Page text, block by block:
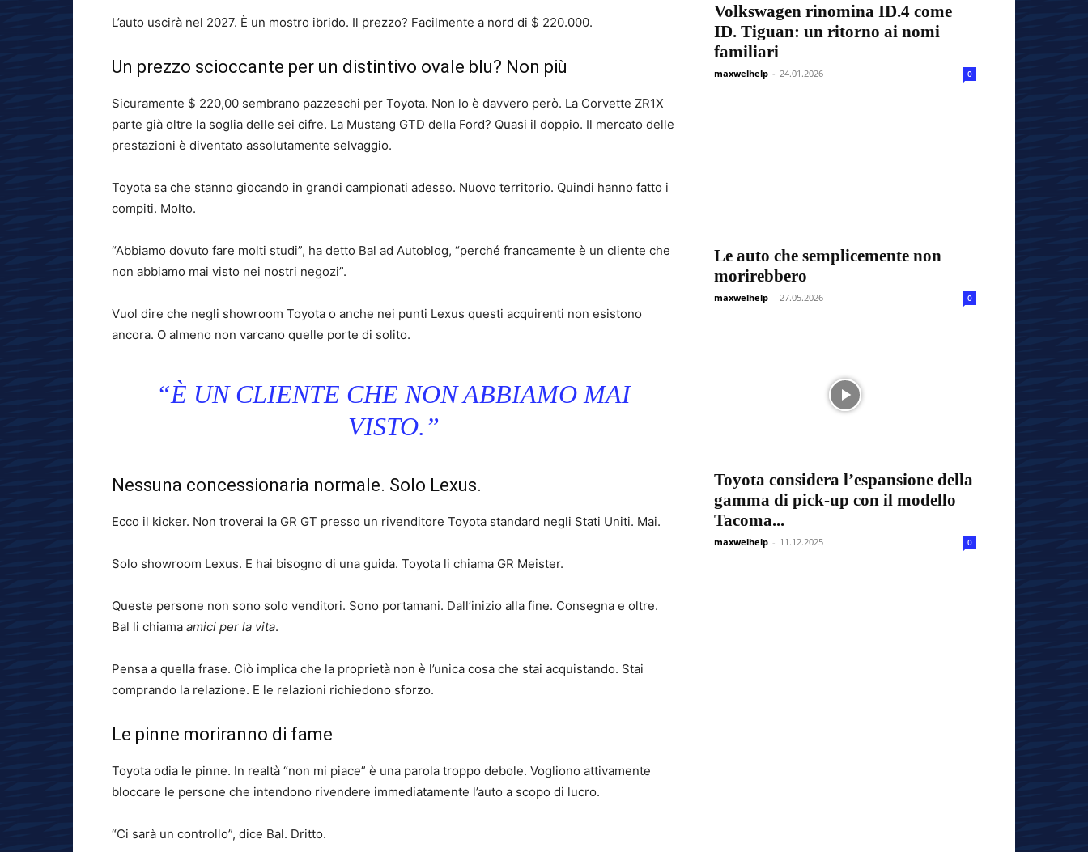
L’auto uscirà nel 2027. È un mostro ibrido. Il prezzo? Facilmente a nord di $ 220.000.
Un prezzo scioccante per un distintivo ovale blu? Non più
Sicuramente $ 220,00 sembrano pazzeschi per Toyota. Non lo è davvero però. La Corvette ZR1X
parte già oltre la soglia delle sei cifre. La Mustang GTD della Ford? Quasi il doppio. Il mercato delle
prestazioni è diventato assolutamente selvaggio.
Toyota sa che stanno giocando in grandi campionati adesso. Nuovo territorio. Quindi hanno fatto i
compiti. Molto.
“Abbiamo dovuto fare molti studi”, ha detto Bal ad Autoblog, “perché francamente è un cliente che
non abbiamo mai visto nei nostri negozi”.
Vuol dire che negli showroom Toyota o anche nei punti Lexus questi acquirenti non esistono
ancora. O almeno non varcano quelle porte di solito.
“È UN CLIENTE CHE NON ABBIAMO MAI
VISTO.”
Nessuna concessionaria normale. Solo Lexus.
Ecco il kicker. Non troverai la GR GT presso un rivenditore Toyota standard negli Stati Uniti. Mai.
Solo showroom Lexus. E hai bisogno di una guida. Toyota li chiama GR Meister.
Queste persone non sono solo venditori. Sono portamani. Dall’inizio alla fine. Consegna e oltre.
Bal li chiama amici per la vita.
Pensa a quella frase. Ciò implica che la proprietà non è l’unica cosa che stai acquistando. Stai
comprando la relazione. E le relazioni richiedono sforzo.
Le pinne moriranno di fame
Toyota odia le pinne. In realtà “non mi piace” è una parola troppo debole. Vogliono attivamente
bloccare le persone che intendono rivendere immediatamente l’auto a scopo di lucro.
“Ci sarà un controllo”, dice Bal. Dritto.
Volkswagen rinomina ID.4 come
ID. Tiguan: un ritorno ai nomi
familiari
maxwelhelp - 24.01.2026 0
Le auto che semplicemente non
morirebbero
maxwelhelp - 27.05.2026 0
Toyota considera l’espansione della
gamma di pick-up con il modello
Tacoma...
maxwelhelp - 11.12.2025 0